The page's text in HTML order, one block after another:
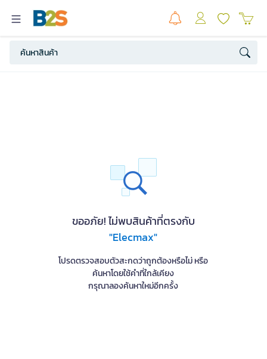
ขออภัย! ไม่พบสินค้าที่ตรงกับ
"Elecmax"
โปรดตรวจสอบตัวสะกดว่าถูกต้องหรือไม่ หรือ
ค้นหาโดยใช้คำที่ใกล้เคียง
กรุณาลองค้นหาใหม่อีกครั้ง